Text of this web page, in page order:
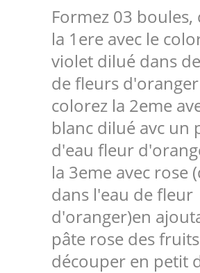
Formez 03 boules,
la 1ere avec le
violet dilué dans
de fleurs
colorez la 2eme
blanc dilué avc un
d'eau fleur
la 3eme avec rose
dans l'eau de fleur
d'oranger)en
pâte rose des
découper en petit